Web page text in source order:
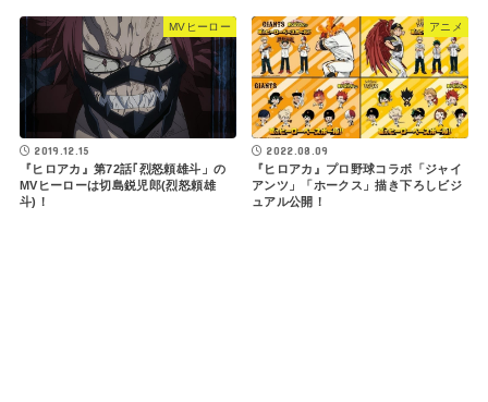
MVヒーロー
2019.12.15
『ヒロアカ』第72話｢烈怒頼雄斗」の
MVヒーローは切島鋭児郎(烈怒頼雄
斗)！
アニメ
2022.08.09
『ヒロアカ』プロ野球コラボ「ジャイ
アンツ」「ホークス」描き下ろしビジ
ュアル公開！